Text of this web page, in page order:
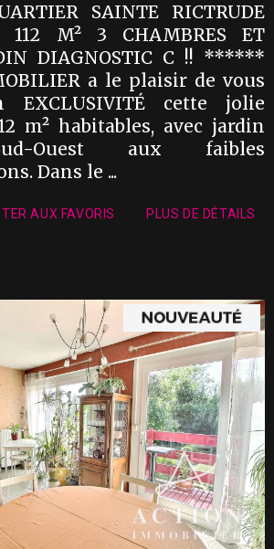
SAINTE RICTRUDE
112 M² 3 CHAMBRES ET
DIAGNOSTIC C !! ******
a le plaisir de vous
EXCLUSIVITÉ cette jolie
m² habitables, avec jardin
Ouest aux faibles
Dans le ...
AUX FAVORIS PLUS DE DÉTAILS